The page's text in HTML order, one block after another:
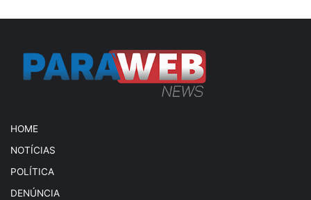
HOME
NOTÍCIAS
POLÍTICA
DENÚNCIA